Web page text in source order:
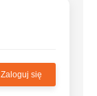
Zaloguj się